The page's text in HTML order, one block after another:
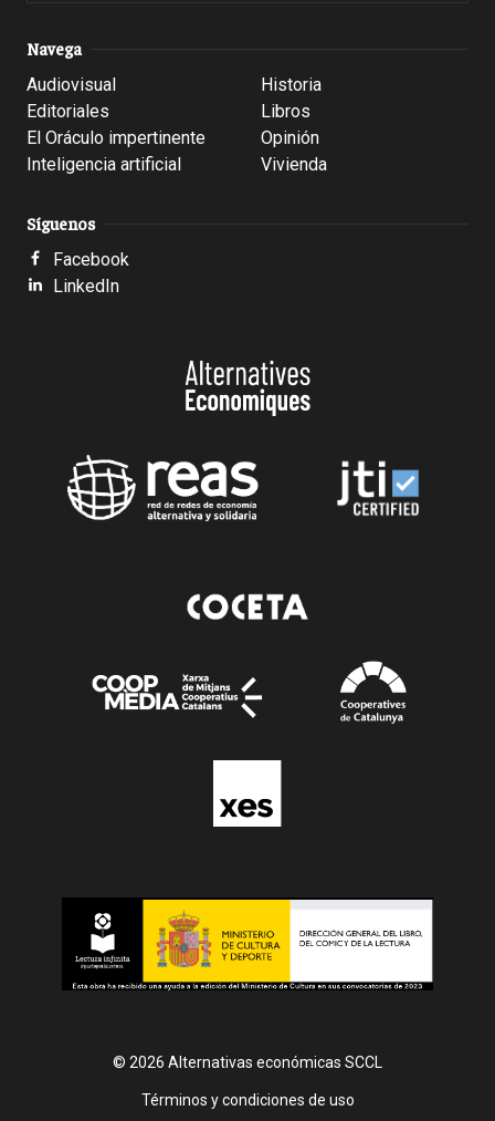
Navega
Audiovisual
Editoriales
El Oráculo impertinente
Inteligencia artificial
Historia
Libros
Opinión
Vivienda
Síguenos
Facebook
LinkedIn
© 2026 Alternativas económicas SCCL
Footer
Términos y condiciones de uso